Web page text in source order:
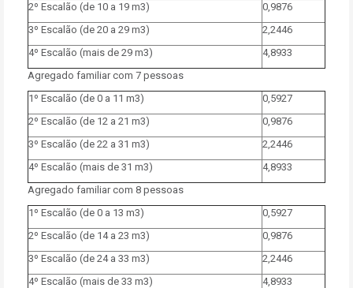
2º Escalão (de 10 a 19 m3)
0,9876
3º Escalão (de 20 a 29 m3)
2,2446
4º Escalão (mais de 29 m3)
4,8933
Agregado familiar com 7 pessoas
1º Escalão (de 0 a 11 m3)
0,5927
2º Escalão (de 12 a 21 m3)
0,9876
3º Escalão (de 22 a 31 m3)
2,2446
4º Escalão (mais de 31 m3)
4,8933
Agregado familiar com 8 pessoas
1º Escalão (de 0 a 13 m3)
0,5927
2º Escalão (de 14 a 23 m3)
0,9876
3º Escalão (de 24 a 33 m3)
2,2446
4º Escalão (mais de 33 m3)
4,8933